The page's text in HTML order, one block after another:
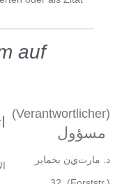
auf
(Verantwortlicher)
د. مارتين بخماير